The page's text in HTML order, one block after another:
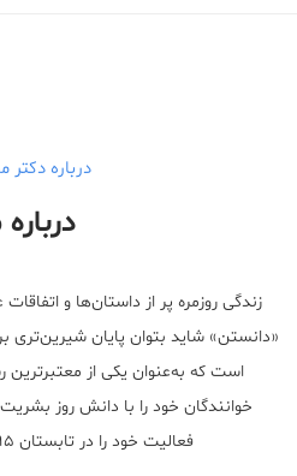
درباره دکتر
درباره
زندگی روزمره پر از داستان‌ها و
«دانستن» شاید بتوان پایان شیرین‌تری
است که به‌عنوان یکی از معتبر‌ترین
خوانندگان خود را با دانش روز
فعالیت خود را در تابستان ۱۳۹۵ آغاز نموده است.